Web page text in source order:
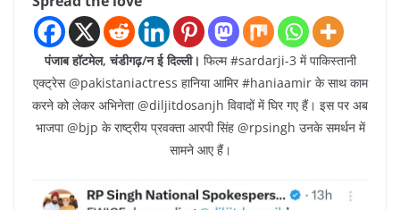
पंजाब हॉटमेल, चंडीगढ़/न ई दिल्ली। फिल्म #sardarji-3 में पाकिस्तानी
एक्ट्रेस @pakistaniactress हानिया आमिर #haniaamir के साथ काम
करने को लेकर अभिनेता @diljitdosanjh विवादों में घिर गए हैं। इस पर अब
भाजपा @bjp के राष्ट्रीय प्रवक्ता आरपी सिंह @rpsingh उनके समर्थन में
सामने आए हैं।